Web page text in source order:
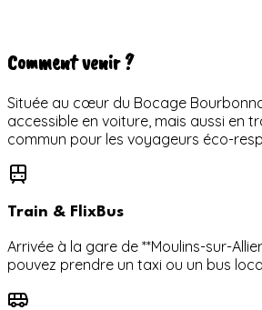
Comment venir ?
Située au cœur du Bocage
accessible en voiture, mais aussi en
commun pour les voyageurs éco-
Train & FlixBus
Arrivée à la gare de **Moulins-sur-
pouvez prendre un taxi ou un bus